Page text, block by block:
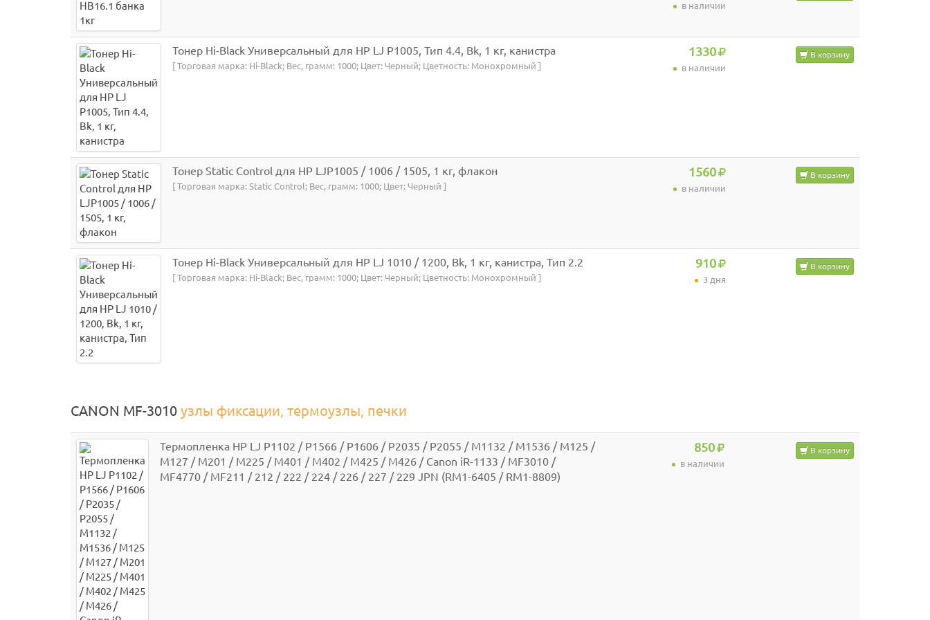
в наличии
Тонер Hi-Black Универсальный для HP LJ P1005, Тип 4.4, Bk, 1 кг, канистра
[ Торговая марка: Hi-Black; Вес, грамм: 1000; Цвет: Черный; Цветность: Монохромный ]
1330
в наличии
В корзину
Тонер Static Control для HP LJP1005 / 1006 / 1505, 1 кг, флакон
[ Торговая марка: Static Control; Вес, грамм: 1000; Цвет: Черный ]
1560
в наличии
В корзину
Тонер Hi-Black Универсальный для HP LJ 1010 / 1200, Bk, 1 кг, канистра, Тип 2.2
[ Торговая марка: Hi-Black; Вес, грамм: 1000; Цвет: Черный; Цветность: Монохромный ]
910
3 дня
В корзину
CANON MF-3010 узлы фиксации, термоузлы, печки
Термопленка HP LJ P1102 / P1566 / P1606 / P2035 / P2055 / M1132 / M1536 / M125 /
M127 / M201 / M225 / M401 / M402 / M425 / M426 / Canon iR-1133 / MF3010 /
MF4770 / MF211 / 212 / 222 / 224 / 226 / 227 / 229 JPN (RM1-6405 / RM1-8809)
850
в наличии
В корзину